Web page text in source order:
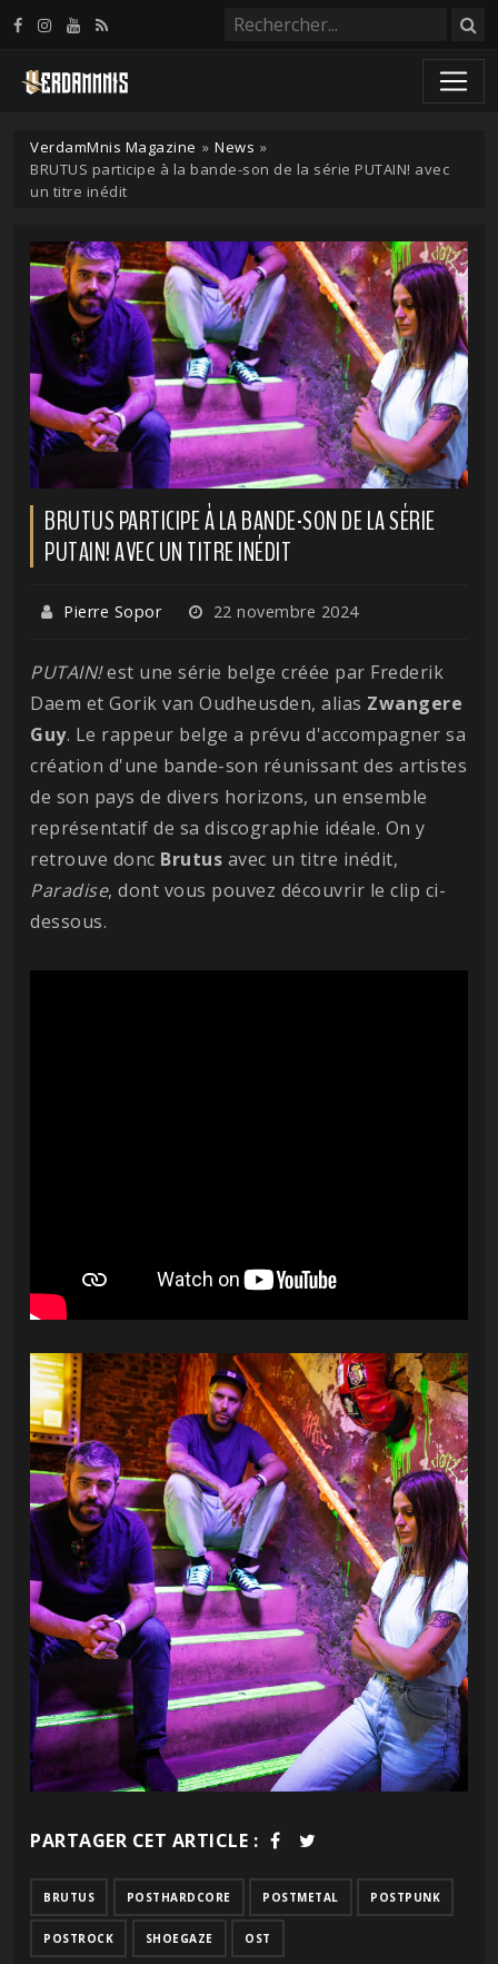
VerdamMnis Magazine » News »
BRUTUS participe à la bande-son de la série PUTAIN! avec
un titre inédit
BRUTUS PARTICIPE À LA BANDE-SON DE LA SÉRIE
PUTAIN! AVEC UN TITRE INÉDIT
Pierre Sopor 22 novembre 2024
PUTAIN!est une série belge créée par Frederik
Daem et Gorik van Oudheusden, alias Zwangere
Guy. Le rappeur belge a prévu d'accompagner sa
création d'une bande-son réunissant des artistes
de son pays de divers horizons, un ensemble
représentatif de sa discographie idéale. On y
retrouve donc Brutus avec un titre inédit,
Paradise, dont vous pouvez découvrir le clip ci-
dessous.
PARTAGER CET ARTICLE :
BRUTUS POSTHARDCORE POSTMETAL POSTPUNK
POSTROCK SHOEGAZE OST
Panneau de gestion des cookies